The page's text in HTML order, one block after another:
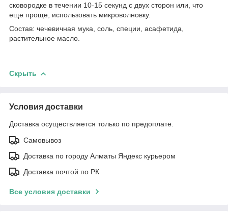
сковородке в течении 10-15 секунд с двух сторон или, что
еще проще, использовать микроволновку.
Состав: чечевичная мука, соль, специи, асафетида,
растительное масло.
Скрыть
Условия доставки
Доставка осуществляется только по предоплате.
Самовывоз
Доставка по городу Алматы Яндекс курьером
Доставка почтой по РК
Все условия доставки